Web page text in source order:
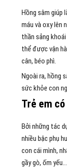
Hồng sâm giúp
máu và oxy lên
thần sảng
thể được vận
cân, béo phì.
Ngoài ra, hồng
sức khỏe con
Trẻ em
Bởi những tác
nhiều bậc phụ
con cái mình,
gầy gò, ốm